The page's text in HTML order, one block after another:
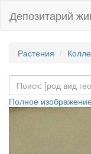
Депозитарий
Растения
Полное